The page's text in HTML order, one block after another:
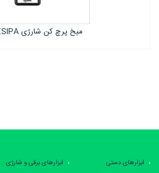
میخ پرچ کن شارژی GESIPA آلمان
ابزارهای دستی ابزارهای برقی و شارژی